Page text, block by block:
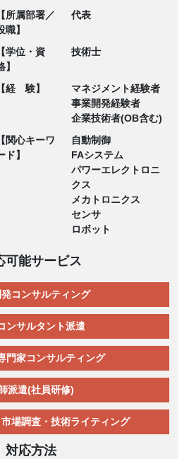
【所属部署／
職】
代表
【学位・資
】
技術士
【経 験】
マネジメント経験者
事業開発経験者
企業技術者(OB含む)
【関心キーワ
ド】
自動制御
FAシステム
パワーエレクトロニ
クス
メカトロニクス
センサ
ロボット
可能サービス
コンサルティング
ンサルタント派遣
門家コンサルティング
派遣(社員研修)
場調査・技術ライティング
対応方法